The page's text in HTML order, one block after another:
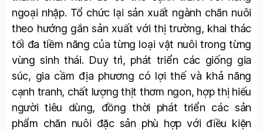
ngoại nhập. Tổ chức lại sản xuất ngành chăn nuôi
theo hướng gắn sản xuất với thị trường, khai thác
tối đa tiềm năng của từng loại vật nuôi trong từng
vùng sinh thái. Duy trì, phát triển các giống gia
súc, gia cầm địa phương có lợi thế và khả năng
cạnh tranh, chất lượng thịt thơm ngon, hợp thị hiếu
người tiêu dùng, đồng thời phát triển các sản
phẩm chăn nuôi đặc sản phù hợp với điều kiện